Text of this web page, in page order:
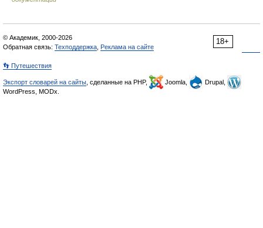
18+
© Академик, 2000-2026
Обратная связь: Техподдержка Реклама на сайте
👣 Путешествия
Экспорт словарей на сайты , сделанные на PHP, Joomla,
Drupal,
WordPress, MODx.